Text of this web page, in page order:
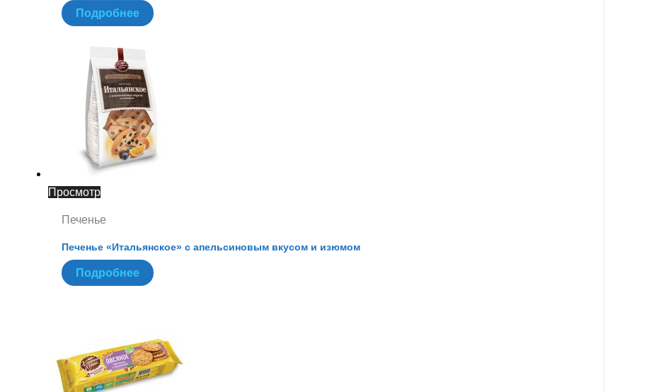
Подробнее
Просмотр
Печенье
Печенье «Итальянское» с апельсиновым вкусом и изюмом
Подробнее